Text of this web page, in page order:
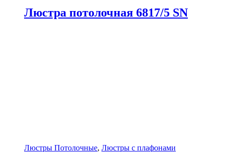
Люстра потолочная 6817/5 SN
Люстры Потолочные, Люстры с плафонами